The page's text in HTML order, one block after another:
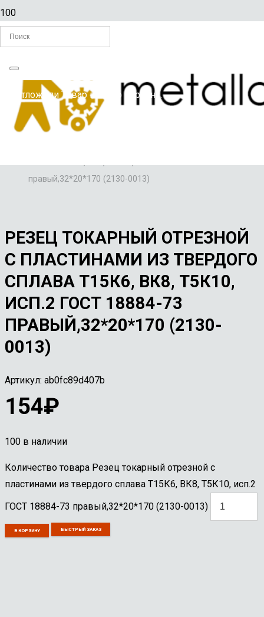
Вы отложилиТоварв свою корзину.
Главная
/
РЕЗЦЫ ПО МЕТАЛЛУ
правый,32*20*170 (2130-0013)
РЕЗЕЦ ТОКАРНЫЙ ОТРЕЗНОЙ
С ПЛАСТИНАМИ ИЗ ТВЕРДОГО
СПЛАВА Т15К6, ВК8, Т5К10,
ИСП.2 ГОСТ 18884-73
ПРАВЫЙ,32*20*170 (2130-
0013)
Артикул: ab0fc89d407b
154₽
100 в наличии
Количество товара Резец токарный отрезной с
пластинами из твердого сплава Т15К6, ВК8, Т5К10, исп.2
ГОСТ 18884-73 правый,32*20*170 (2130-0013)
В КОРЗИНУ БЫСТРЫЙ ЗАКАЗ